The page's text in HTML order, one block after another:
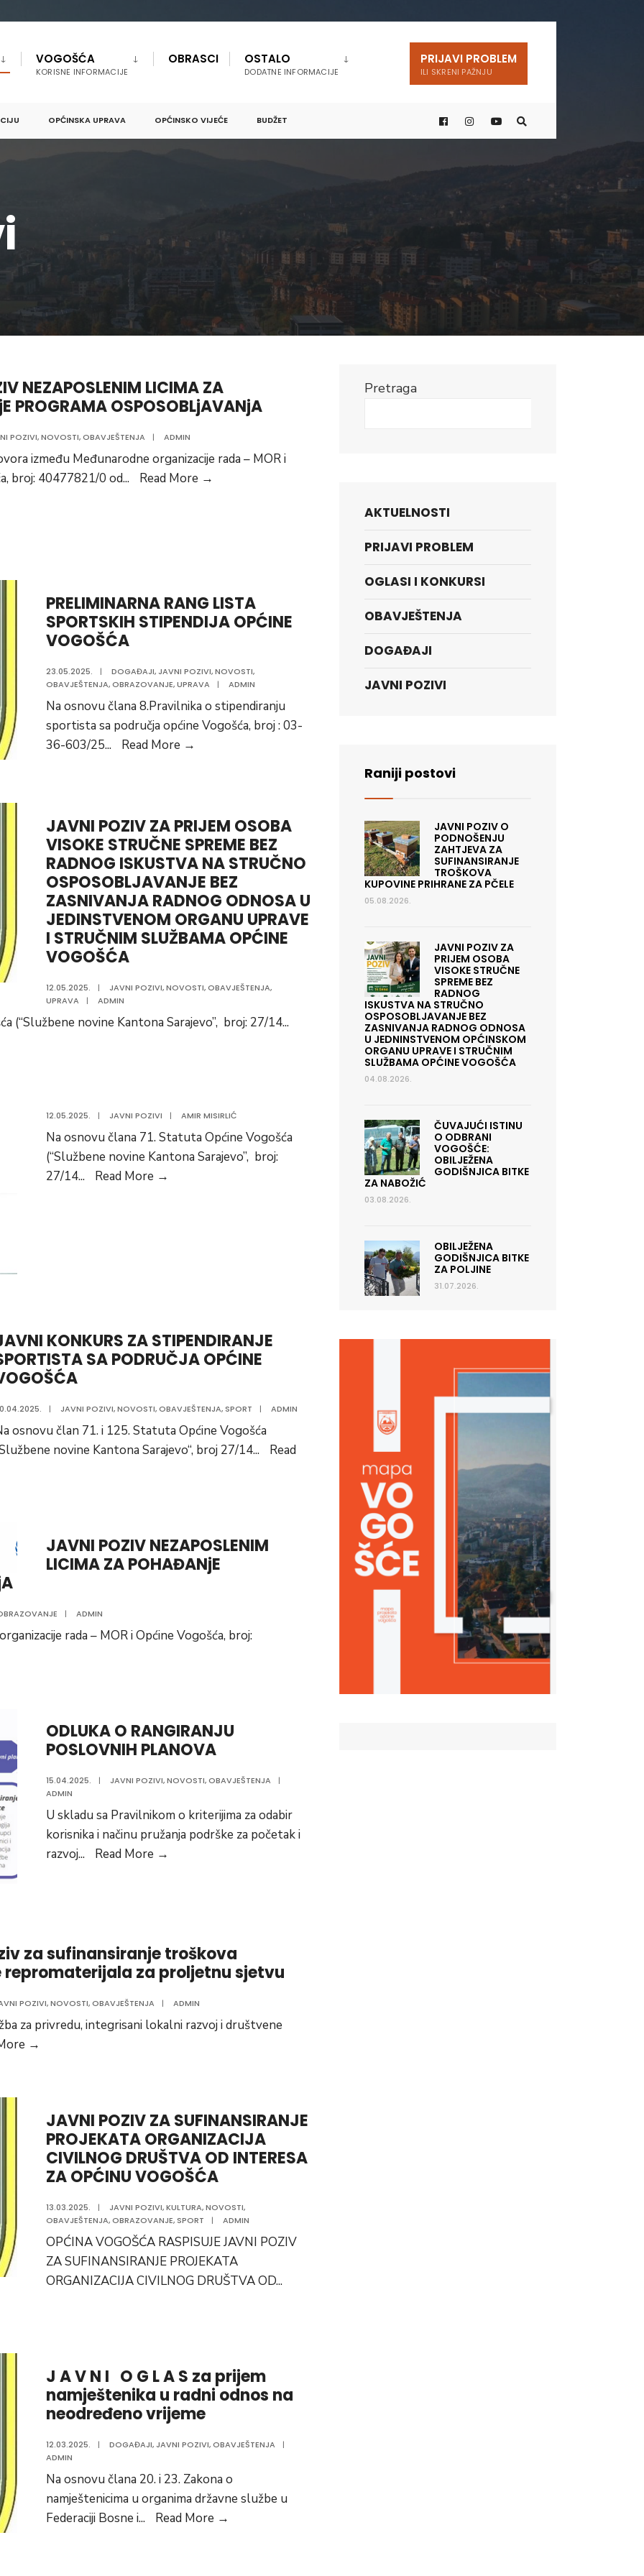
VOGOŠĆA
KORISNE INFORMACIJE
OBRASCI OSTALO
DODATNE INFORMACIJE
PRIJAVI PROBLEM
ILI SKRENI PAŽNJU
OPĆINSKA UPRAVA OPĆINSKO VIJEĆE BUDŽET
NEZAPOSLENIM LICIMA ZA
PROGRAMA OSPOSOBLjAVANjA
POZIVI,NOVOSTI,OBAVJEŠTENJA | ADMIN
između Međunarodne organizacije rada – MOR i
broj: 40477821/0 od... Read More →
PROGRAMA
OSPOSOBLjAVANjA
PRELIMINARNA RANG LISTA
SPORTSKIH STIPENDIJA OPĆINE
VOGOŠĆA
23.05.2025. | DOGAĐAJI, JAVNI POZIVI,NOVOSTI,
OBAVJEŠTENJA,OBRAZOVANJE,UPRAVA | ADMIN
Na osnovu člana 8.Pravilnika o stipendiranju
sportista sa područja općine Vogošća, broj : 03-
36-603/25... Read More →
STIPENDIJA
OPĆINE
VOGOŠĆA
JAVNI POZIV ZA PRIJEM OSOBA
VISOKE STRUČNE SPREME BEZ
RADNOG ISKUSTVA NA STRUČNO
OSPOSOBLJAVANJE BEZ
ZASNIVANJA RADNOG ODNOSA U
JEDINSTVENOM ORGANU UPRAVE
I STRUČNIM SLUŽBAMA OPĆINE
VOGOŠĆA
12.05.2025. | JAVNI POZIVI,NOVOSTI,OBAVJEŠTENJA,
UPRAVA
| ADMIN
(“Službene novine Kantona Sarajevo”, broj: 27/14...
12.05.2025. | JAVNI POZIVI | AMIR MISIRLIĆ
Na osnovu člana 71. Statuta Općine Vogošća
(“Službene novine Kantona Sarajevo”, broj:
27/14... Read More →
KONKURS ZA STIPENDIRANJE
SA PODRUČJA OPĆINE
| JAVNI POZIVI,NOVOSTI,OBAVJEŠTENJA, SPORT | ADMIN
osnovu član 71. i 125. Statuta Općine Vogošća
novine Kantona Sarajevo“, broj 27/14...
Read
JAVNI POZIV NEZAPOSLENIM
LICIMA ZA POHAĐANjE
| ADMIN
rada – MOR i Općine Vogošća, broj:
ODLUKA O RANGIRANJU
POSLOVNIH PLANOVA
15.04.2025. | JAVNI POZIVI,NOVOSTI,OBAVJEŠTENJA
|
ADMIN
U skladu sa Pravilnikom o kriterijima za odabir
korisnika i načinu pružanja podrške za početak i
razvoj... Read More →
za sufinansiranje troškova
repromaterijala za proljetnu sjetvu
POZIVI,NOVOSTI,OBAVJEŠTENJA | ADMIN
za privredu, integrisani lokalni razvoj i društvene
→
troškova
kupovine
repromaterijala
za
sjetvu
JAVNI POZIV ZA SUFINANSIRANJE
PROJEKATA ORGANIZACIJA
CIVILNOG DRUŠTVA OD INTERESA
ZA OPĆINU VOGOŠĆA
13.03.2025. | JAVNI POZIVI,KULTURA,NOVOSTI,
OBAVJEŠTENJA,OBRAZOVANJE, SPORT | ADMIN
OPĆINA VOGOŠĆA RASPISUJE JAVNI POZIV
ZA SUFINANSIRANJE PROJEKATA
ORGANIZACIJA CIVILNOG DRUŠTVA OD...
J A V N I O G L A S za prijem
namještenika u radni odnos na
neodređeno vrijeme
12.03.2025. | DOGAĐAJI, JAVNI POZIVI,OBAVJEŠTENJA
|
ADMIN
Na osnovu člana 20. i 23. Zakona o
namještenicima u organima državne službe u
Federaciji Bosne i... Read More →
Pretraga
AKTUELNOSTI
PRIJAVI PROBLEM
OGLASI I KONKURSI
OBAVJEŠTENJA
DOGAĐAJI
JAVNI POZIVI
Raniji postovi
JAVNI POZIV O
PODNOŠENJU
ZAHTJEVA ZA
SUFINANSIRANJE
TROŠKOVA
KUPOVINE PRIHRANE ZA PČELE
05.08.2026.
JAVNI POZIV ZA
PRIJEM OSOBA
VISOKE STRUČNE
SPREME BEZ
RADNOG
ISKUSTVA NA STRUČNO
OSPOSOBLJAVANJE BEZ
ZASNIVANJA RADNOG ODNOSA
U JEDNINSTVENOM OPĆINSKOM
ORGANU UPRAVE I STRUČNIM
SLUŽBAMA OPĆINE VOGOŠĆA
04.08.2026.
ČUVAJUĆI ISTINU
O ODBRANI
VOGOŠĆE:
OBILJEŽENA
GODIŠNJICA BITKE
ZA NABOŽIĆ
03.08.2026.
OBILJEŽENA
GODIŠNJICA BITKE
ZA POLJINE
31.07.2026.